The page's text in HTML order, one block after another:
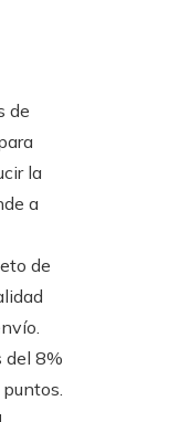
de
la
a
de
del 8%